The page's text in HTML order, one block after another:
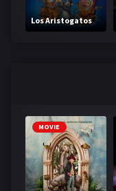
Los Aristogatos
MOVIE